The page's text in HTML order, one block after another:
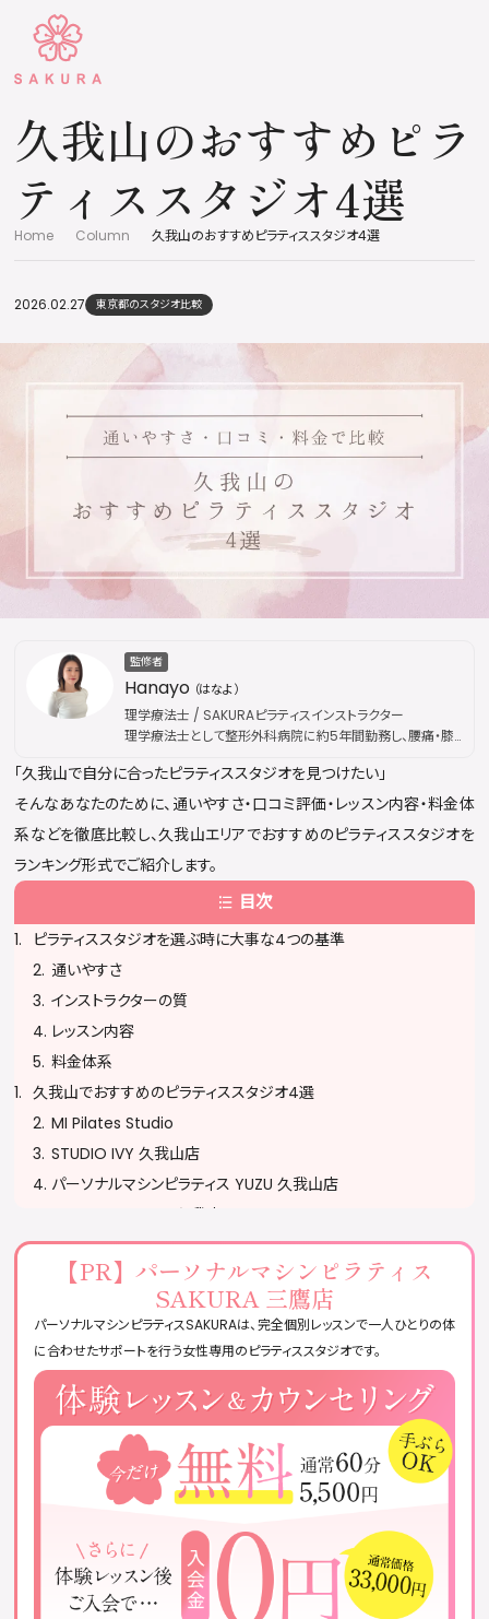
久我山のおすすめピラ
ティススタジオ4選
Home Column 久我山のおすすめピラティススタジオ4選
2026.02.27 東京都のスタジオ比較
監修者
Hanayo （はなよ）
理学療法士 / SAKURAピラティスインストラクター
理学療法士として整形外科病院に約5年間勤務し、腰痛・膝
を担当。その後、国際的なピラティス資格団体「Peak
Pilates」の認定資格を取得し、指導歴は通算5年に及ぶ。現
療現場で培った解剖学・運動療法の専門知識を土台に、身体
の仕組みに基づいた本質的な姿勢改善・疼痛ケアを提供し
ている。出勤枠は公開後すぐに満員となることが多く、キャン
セル待ちが続出するほどの人気を誇る。
「久我山で自分に合ったピラティススタジオを見つけたい」
そんなあなたのために、通いやすさ・口コミ評価・レッスン内容・料金体
系などを徹底比較し、久我山エリアでおすすめのピラティススタジオを
ランキング形式でご紹介します。
目次
ピラティススタジオを選ぶ時に大事な4つの基準
通いやすさ
インストラクターの質
レッスン内容
料金体系
久我山でおすすめのピラティススタジオ4選
MI Pilates Studio
STUDIO IVY 久我山店
パーソナルマシンピラティス YUZU 久我山店
Micaco’s Pilates 久我山
ピラティススタジオに通う際の注意
予約・キャンセルポリシーを確認する
服装・持ち物に注意する
無理をせず自分のペースで参加する
ピラティススタジオに関するQ&A
おすすめのピラティススタジオまとめ
【PR】 パーソナルマシンピラティス
SAKURA 三鷹店
パーソナルマシンピラティスSAKURAは、完全個別レッスンで一人ひとりの体
に合わせたサポートを行う女性専用のピラティススタジオです。